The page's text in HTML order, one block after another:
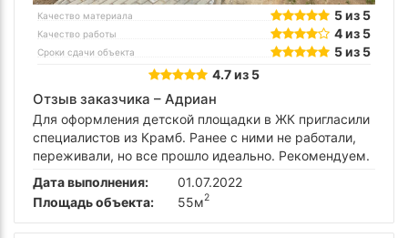
Качество материала 5 из 5
Качество работы 4 из 5
Сроки сдачи объекта
5 из 5
4.7 из 5
Отзыв заказчика – Адриан
Для оформления детской площадки в ЖК пригласили
специалистов из Крамб. Ранее с ними не работали,
переживали, но все прошло идеально. Рекомендуем.
Дата выполнения:
01.07.2022
Площадь объекта:
55м2